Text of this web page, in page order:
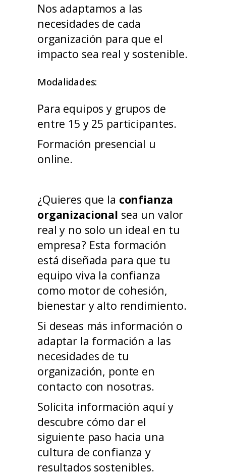
Nos adaptamos a las
necesidades de cada
organización para que el
impacto sea real y sostenible.
Modalidades:
Para equipos y grupos de
entre 15 y 25 participantes.
Formación presencial u
online.
¿Quieres que la confianza
organizacional sea un valor
real y no solo un ideal en tu
empresa? Esta formación
está diseñada para que tu
equipo viva la confianza
como motor de cohesión,
bienestar y alto rendimiento.
Si deseas más información o
adaptar la formación a las
necesidades de tu
organización, ponte en
contacto con nosotras.
Solicita información aquíy
descubre cómo dar el
siguiente paso hacia una
cultura de confianza y
resultados sostenibles.